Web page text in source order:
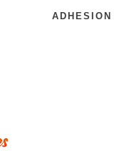
ADHESION